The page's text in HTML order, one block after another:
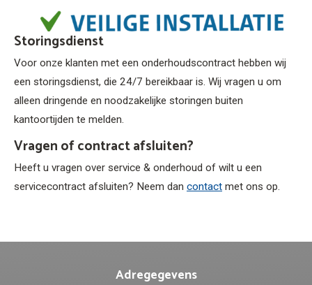
Storingsdienst
Voor onze klanten met een onderhoudscontract hebben wij
een storingsdienst, die 24/7 bereikbaar is. Wij vragen u om
alleen dringende en noodzakelijke storingen buiten
kantoortijden te melden.
Vragen of contract afsluiten?
Heeft u vragen over service & onderhoud of wilt u een
servicecontract afsluiten? Neem dan contact met ons op.
Adregegevens